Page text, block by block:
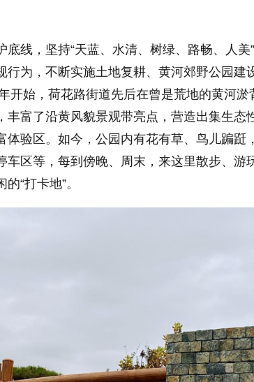
线，坚持“天蓝、水清、树绿、路畅、人美
行为，不断实施土地复耕、黄河郊野公园建
开始，荷花路街道先后在曾是荒地的黄河淤
丰富了沿黄风貌景观带亮点，营造出集生态
体验区。如今，公园内有花有草、鸟儿蹁跹
车区等，每到傍晚、周末，来这里散步、游
“打卡地”。